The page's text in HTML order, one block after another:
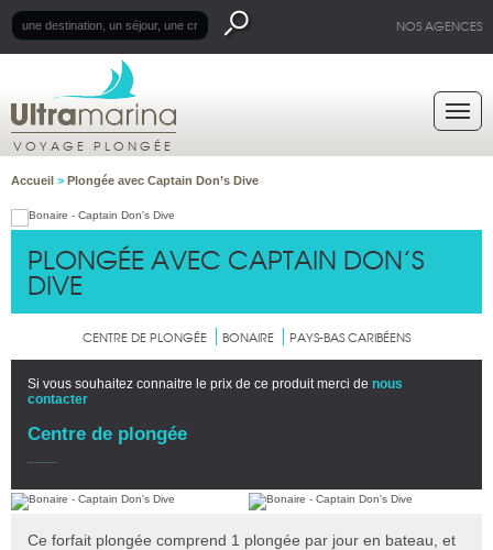
NOS AGENCES
VOYAGE PLONGÉE
Accueil > Plongée avec Captain Don’s Dive
PLONGÉE AVEC CAPTAIN DON’S
DIVE
CENTRE DE PLONGÉE BONAIRE PAYS-BAS CARIBÉENS
Si vous souhaitez connaitre le prix de ce produit merci de nous
contacter
Centre de plongée
Ce forfait plongée comprend 1 plongée par jour en bateau, et